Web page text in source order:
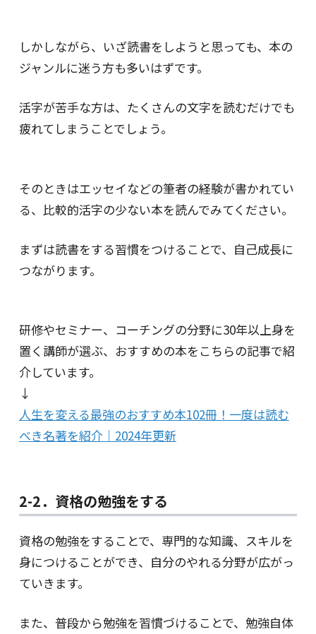
しかしながら、いざ読書をしようと思っても、本の
ジャンルに迷う方も多いはずです。
活字が苦手な方は、たくさんの文字を読むだけでも
疲れてしまうことでしょう。
そのときはエッセイなどの筆者の経験が書かれてい
る、比較的活字の少ない本を読んでみてください。
まずは読書をする習慣をつけることで、自己成長に
つながります。
研修やセミナー、コーチングの分野に30年以上身を
置く講師が選ぶ、おすすめの本をこちらの記事で紹
介しています。
↓
人生を変える最強のおすすめ本102冊！一度は読む
べき名著を紹介｜2024年更新
2-2．資格の勉強をする
資格の勉強をすることで、専門的な知識、スキルを
身につけることができ、自分のやれる分野が広がっ
ていきます。
また、普段から勉強を習慣づけることで、勉強自体